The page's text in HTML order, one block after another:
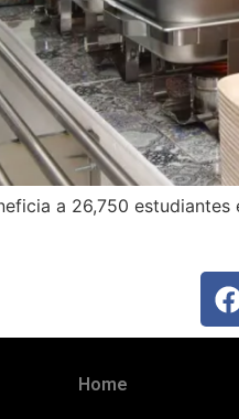
a 26,750
Home